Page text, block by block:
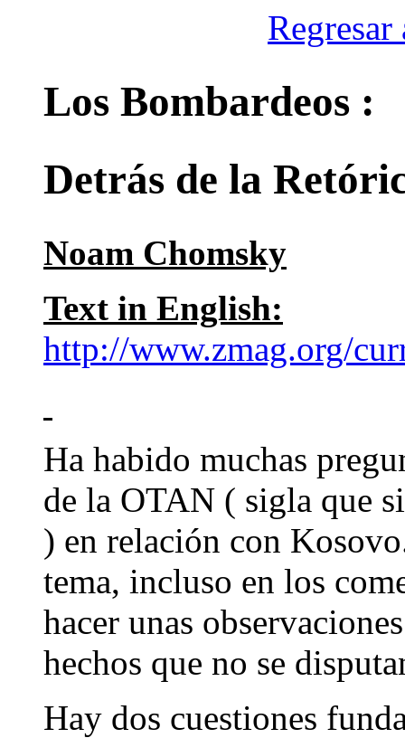
Los Bombardeos :
Detrás de la
Noam Chomsky
Text in English:
http://www.zmag.org/
Ha habido muchas
de la OTAN ( sigla que
) en relación con
tema, incluso en los
hacer unas
hechos que no se
Hay dos cuestiones